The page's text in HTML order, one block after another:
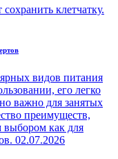
клетчатку.
видов питания
его легко
важно для занятых
преимуществ,
выбором как для
02.07.2026